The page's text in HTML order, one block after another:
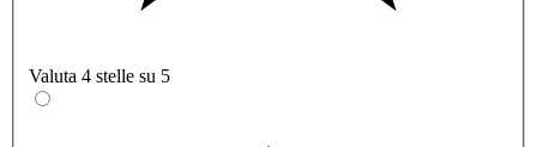
Valuta 4 stelle su 5